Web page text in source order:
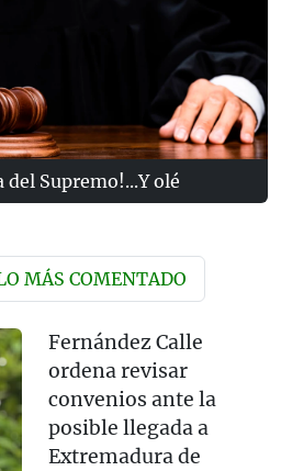
del Supremo!...Y olé
MÁS COMENTADO
Fernández Calle
ordena revisar
convenios ante la
posible llegada a
Extremadura de